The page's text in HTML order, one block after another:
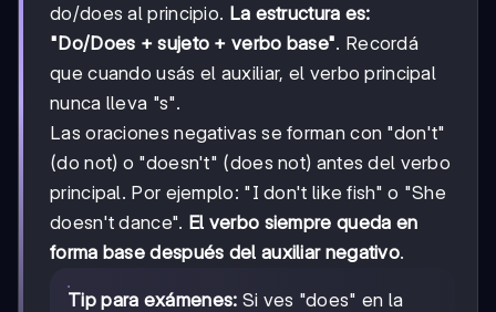
do/does al principio. La estructura es:
"Do/Does + sujeto + verbo base". Recordá
que cuando usás el auxiliar, el verbo principal
nunca lleva "s".
Las oraciones negativas se forman con "don't"
(do not) o "doesn't" (does not) antes del verbo
principal. Por ejemplo: "I don't like fish" o "She
doesn't dance". El verbo siempre queda en
forma base después del auxiliar negativo.
Tip para exámenes: Si ves "does" en la